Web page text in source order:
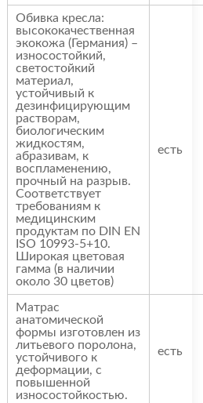
Обивка кресла:
высококачественная
экокожа (Германия) –
износостойкий,
светостойкий
материал,
устойчивый к
дезинфицирующим
растворам,
биологическим
жидкостям,
абразивам, к
воспламенению,
прочный на разрыв.
Соответствует
требованиям к
медицинским
продуктам по DIN EN
ISO 10993-5+10.
Широкая цветовая
гамма (в наличии
около 30 цветов)
есть
Матрас
анатомической
формы изготовлен из
литьевого поролона,
устойчивого к
деформации, с
повышенной
износостойкостью.
есть